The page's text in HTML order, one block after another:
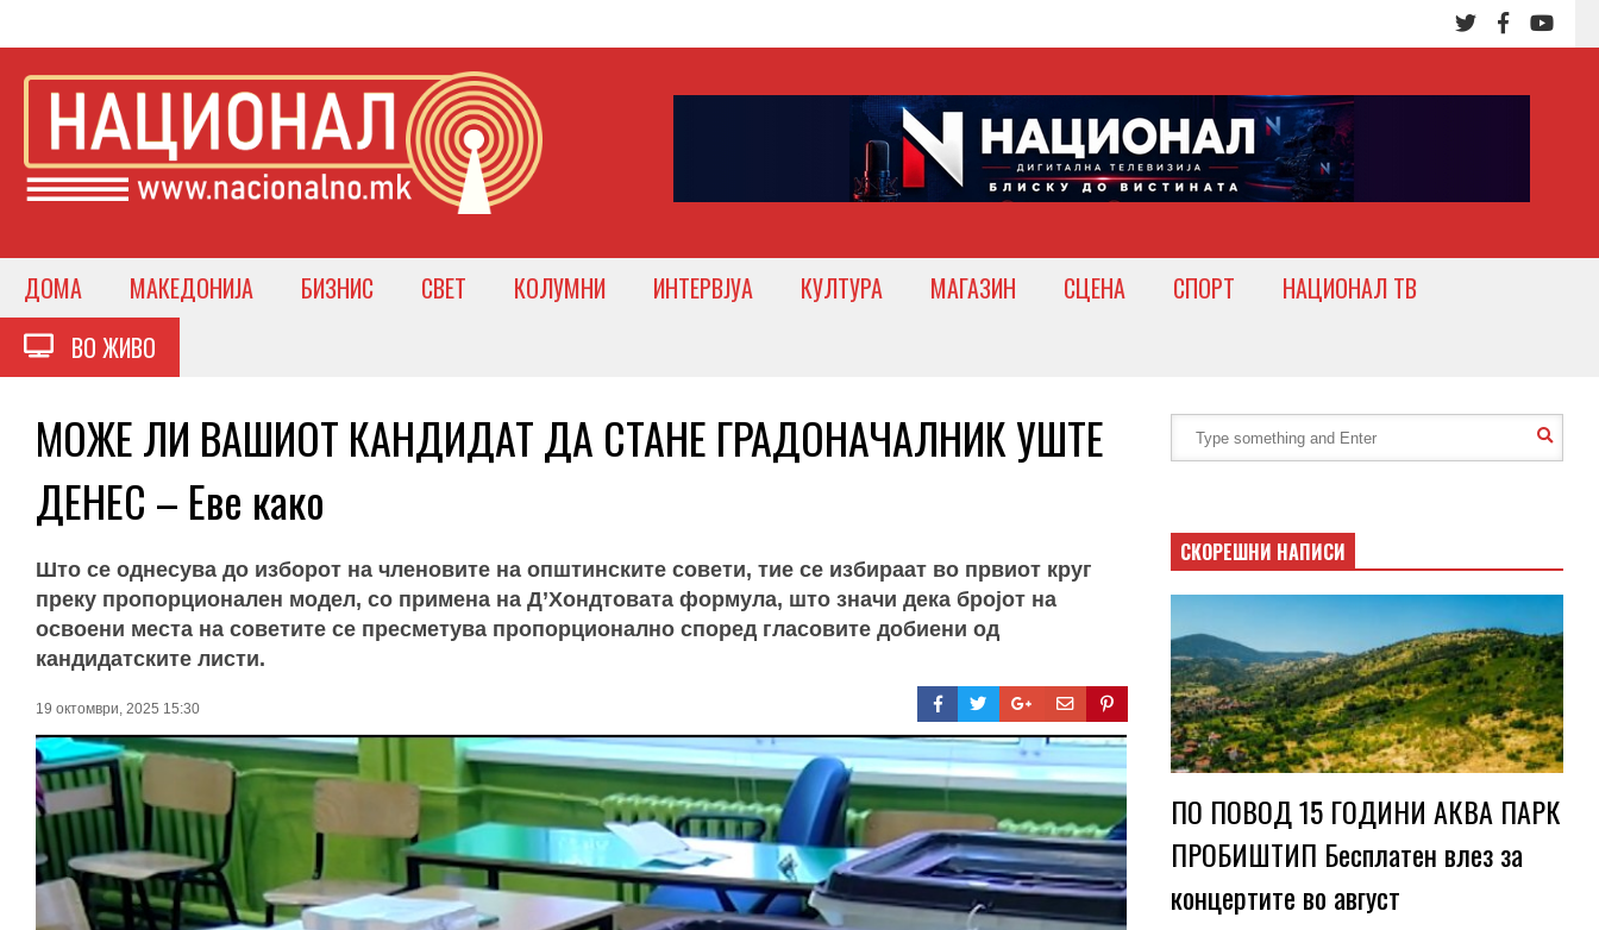
ДОМА МАКЕДОНИЈА БИЗНИС СВЕТ КОЛУМНИ ИНТЕРВЈУА КУЛТУРА МАГАЗИН СЦЕНА СПОРТ
НАЦИОНАЛ ТВ
ВО ЖИВО
МОЖЕ ЛИ ВАШИОТ КАНДИДАТ ДА СТАНЕ ГРАДОНАЧАЛНИК УШТЕ
ДЕНЕС – Еве како
Што се однесува до изборот на членовите на општинските совети, тие се избираат во првиот круг
преку пропорционален модел, со примена на Д’Хондтовата формула, што значи дека бројот на
освоени места на советите се пресметува пропорционално според гласовите добиени од
кандидатските листи.
19 октомври, 2025 15:30
СКОРЕШНИ НАПИСИ
ПО ПОВОД 15 ГОДИНИ АКВА ПАРК
ПРОБИШТИП Бесплатен влез за
концертите во август